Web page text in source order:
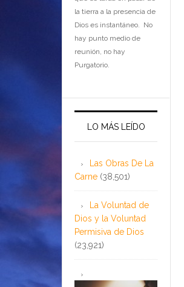
la tierra a la presencia de
Dios es instantáneo. No
hay punto medio de
reunión, no hay
Purgatorio.
LO MÁS LEÍDO
Las Obras De La
Carne (38,501)
La Voluntad de
Dios y la Voluntad
Permisiva de Dios
(23,921)